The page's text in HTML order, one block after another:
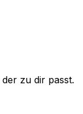
zu dir passt.